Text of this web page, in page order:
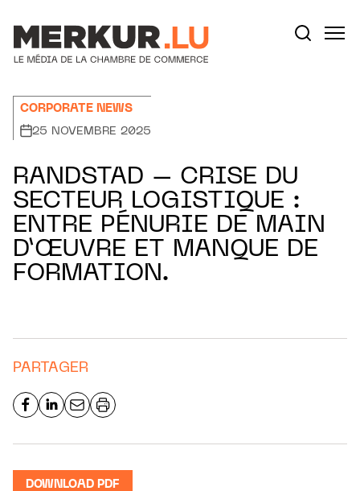
CORPORATE NEWS
25 NOVEMBRE 2025
RANDSTAD – CRISE DU
SECTEUR LOGISTIQUE :
ENTRE PÉNURIE DE MAIN
D’ŒUVRE ET MANQUE DE
FORMATION.
PARTAGER
DOWNLOAD PDF